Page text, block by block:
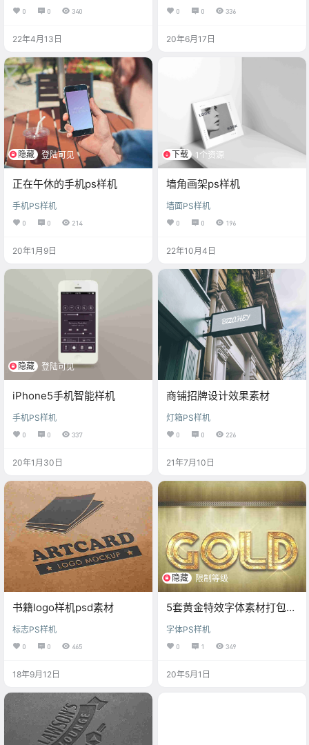
0 0 340
22年4月13日
0 0 336
20年6月17日
隐藏 登陆可见
正在午休的手机ps样机
手机PS样机
0 0 214
20年1月9日
下载 1个资源
墙角画架ps样机
墙面PS样机
0 0 196
22年10月4日
隐藏 登陆可见
iPhone5手机智能样机
手机PS样机
0 0 337
20年1月30日
商铺招牌设计效果素材
灯箱PS样机
0 0 226
21年7月10日
书籍logo样机psd素材
标志PS样机
0 0 465
18年9月12日
隐藏 限制等级
5套黄金特效字体素材打包下
载
字体PS样机
0 1 349
20年5月1日